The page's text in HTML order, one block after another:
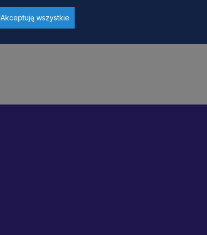
Akceptuję wszystkie